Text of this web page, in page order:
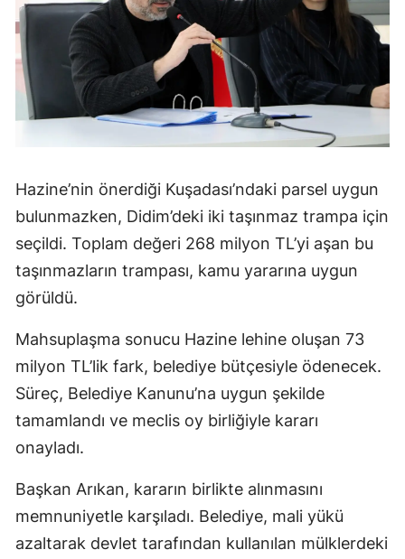
Hazine’nin önerdiği Kuşadası’ndaki parsel uygun
bulunmazken, Didim’deki iki taşınmaz trampa için
seçildi. Toplam değeri 268 milyon TL’yi aşan bu
taşınmazların trampası, kamu yararına uygun
görüldü.
Mahsuplaşma sonucu Hazine lehine oluşan 73
milyon TL’lik fark, belediye bütçesiyle ödenecek.
Süreç, Belediye Kanunu’na uygun şekilde
tamamlandı ve meclis oy birliğiyle kararı
onayladı.
Başkan Arıkan, kararın birlikte alınmasını
memnuniyetle karşıladı. Belediye, mali yükü
azaltarak devlet tarafından kullanılan mülklerdeki